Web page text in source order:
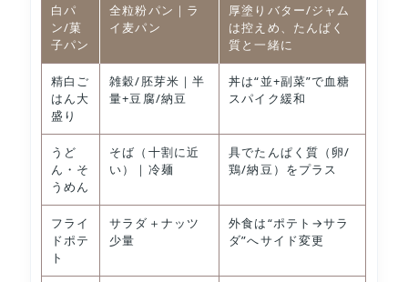
白パ
ン/菓
子パン
全粒粉パン｜ラ
イ麦パン
厚塗りバター/ジャム
は控えめ、たんぱく
質と一緒に
精白ご
はん大
盛り
雑穀/胚芽米｜半
量+豆腐/納豆
丼は“並+副菜”で血糖
スパイク緩和
うど
ん・そ
うめん
そば（十割に近
い）｜冷麺
具でたんぱく質（卵/
鶏/納豆）をプラス
フライ
ドポテ
ト
サラダ＋ナッツ
少量
外食は“ポテト→サラ
ダ”へサイド変更